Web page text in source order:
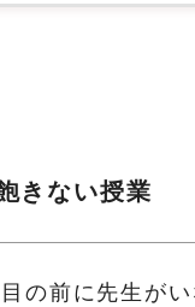
きない授業
の前に先生が